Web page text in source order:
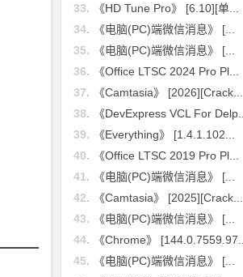
33.
《HD Tune Pro》 [6.10][单...
34.
《电脑(PC)端微信消息》 [...
35.
《电脑(PC)端微信消息》 [...
36.
《Office LTSC 2024 Pro Pl...
37.
《Camtasia》 [2026][Crack...
38.
《DevExpress VCL For Delp...
39.
《Everything》 [1.4.1.102...
40.
《Office LTSC 2019 Pro Pl...
41.
《电脑(PC)端微信消息》 [...
42.
《Camtasia》 [2025][Crack...
43.
《电脑(PC)端微信消息》 [...
44.
《Chrome》 [144.0.7559.97...
45.
《电脑(PC)端微信消息》 [...